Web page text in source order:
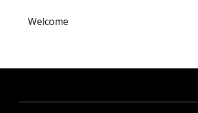
Welcome